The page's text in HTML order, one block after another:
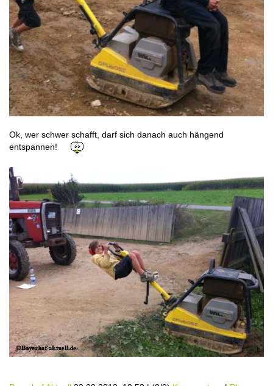
Ok, wer schwer schafft, darf sich danach auch hängend
entspannen!